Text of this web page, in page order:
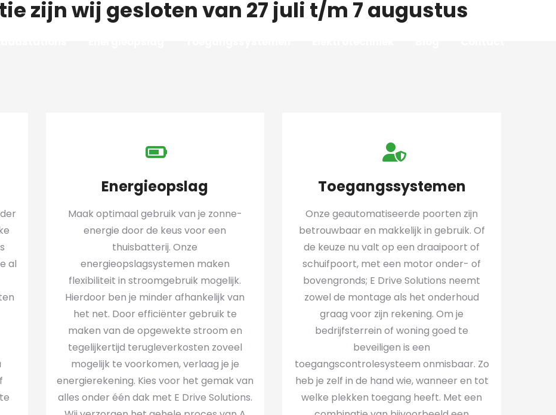
zijn wij geslotenvan 27 juli t/m 7 augustus
al
Energieopslag
Maak optimaal gebruik van je zonne-
energie door de keus voor een
thuisbatterij. Onze
energieopslagsystemen maken
flexibiliteit in stroomgebruik mogelijk.
Hierdoor ben je minder afhankelijk van
het net. Door efficiënter gebruik te
maken van de opgewekte stroom en
tegelijkertijd terugleverkosten zoveel
mogelijk te voorkomen, verlaag je je
energierekening. Kies voor het gemak van
alles onder één dak met E Drive Solutions.
Toegangssystemen
Onze geautomatiseerde poorten zijn
betrouwbaar en makkelijk in gebruik. Of
de keuze nu valt op een draaipoort of
schuifpoort, met een motor onder- of
bovengronds; E Drive Solutions neemt
zowel de montage als het onderhoud
graag voor zijn rekening. Om je
bedrijfsterrein of woning goed te
beveiligen is een
toegangscontrolesysteem onmisbaar. Zo
heb je zelf in de hand wie, wanneer en tot
welke plekken toegang heeft. Met een